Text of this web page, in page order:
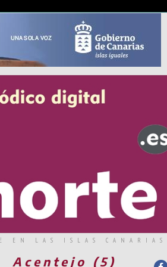
EN LAS ISLAS CANARIAS
Acentejo (5)